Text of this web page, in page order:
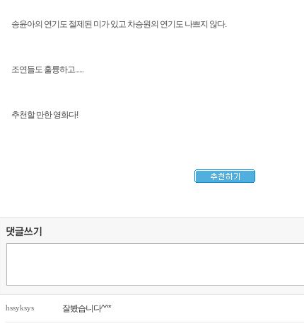
송윤아의 연기도 절제된 미가 있고 차승원의 연기도 나쁘지 않다.
조연들도 훌륭하고......
추천할 만한 영화다!
hssyksys 잘봤습니다^^*